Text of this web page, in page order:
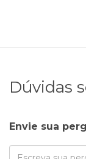
Dúvidas
Envie sua